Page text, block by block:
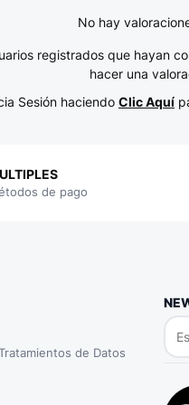
No hay
registrados que hayan
hacer una
Sesión haciendo Clic Aquí
de pago
de Datos